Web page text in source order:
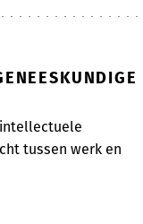
tussen werk en